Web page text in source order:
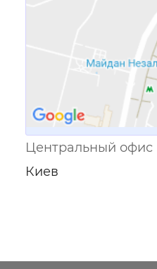
Центральный офис
Киев